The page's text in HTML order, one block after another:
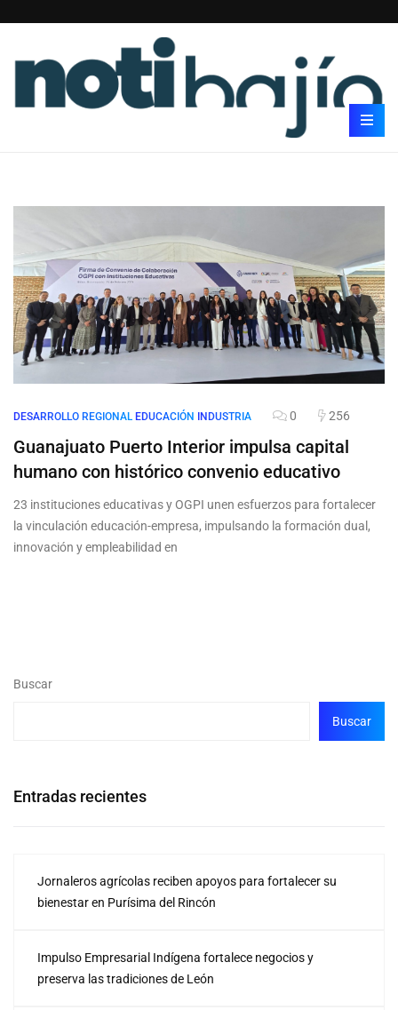
DESARROLLO REGIONAL EDUCACIÓN INDUSTRIA 0 256
Guanajuato Puerto Interior impulsa capital
humano con histórico convenio educativo
23 instituciones educativas y OGPI unen esfuerzos para fortalecer
la vinculación educación-empresa, impulsando la formación dual,
innovación y empleabilidad en
Buscar
Buscar
Entradas recientes
Jornaleros agrícolas reciben apoyos para fortalecer su
bienestar en Purísima del Rincón
Impulso Empresarial Indígena fortalece negocios y
preserva las tradiciones de León